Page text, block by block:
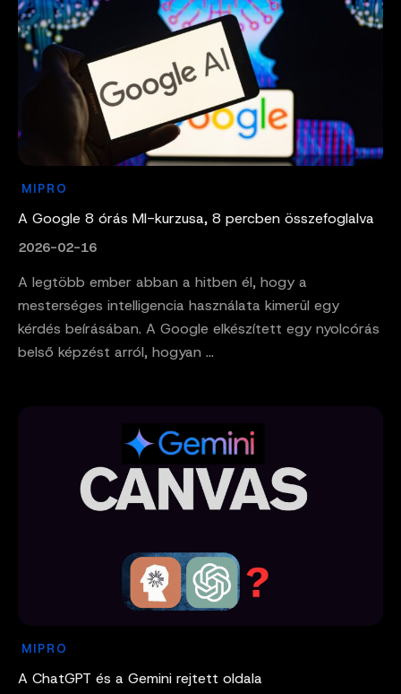
MIPRO
A Google 8 órás MI-kurzusa, 8 percben összefoglalva
2026-02-16
A legtöbb ember abban a hitben él, hogy a
mesterséges intelligencia használata kimerül egy
kérdés beírásában. A Google elkészített egy nyolcórás
belső képzést arról, hogyan ...
MIPRO
A ChatGPT és a Gemini rejtett oldala